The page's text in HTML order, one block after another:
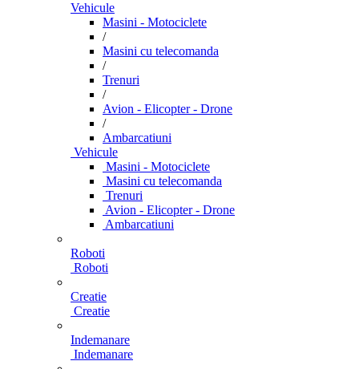
Vehicule
Masini - Motociclete
/
Masini cu telecomanda
/
Trenuri
/
Avion - Elicopter - Drone
/
Ambarcatiuni
Vehicule
Masini - Motociclete
Masini cu telecomanda
Trenuri
Avion - Elicopter - Drone
Ambarcatiuni
Roboti
Roboti
Creatie
Creatie
Indemanare
Indemanare